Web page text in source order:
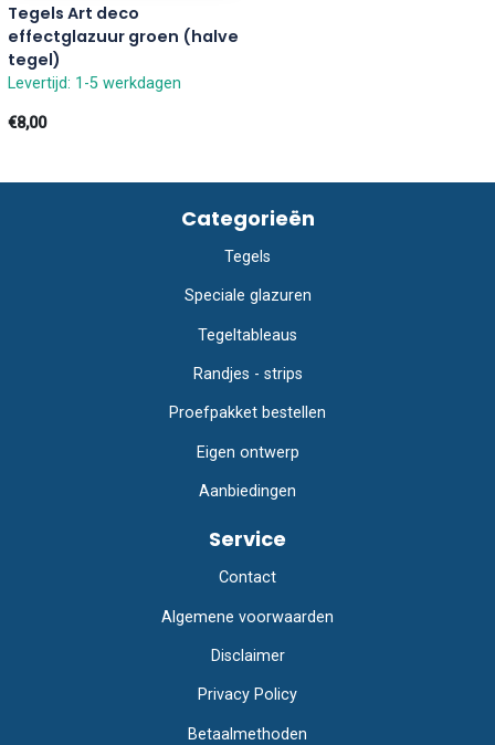
Tegels Art deco
effectglazuur groen (halve
tegel)
Levertijd: 1-5 werkdagen
€8,00
Categorieën
Tegels
Speciale glazuren
Tegeltableaus
Randjes - strips
Proefpakket bestellen
Eigen ontwerp
Aanbiedingen
Service
Contact
Algemene voorwaarden
Disclaimer
Privacy Policy
Betaalmethoden